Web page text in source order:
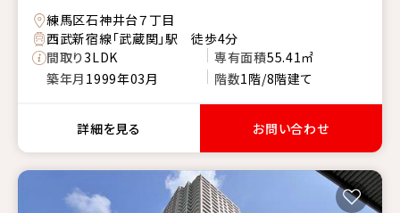
練馬区石神井台７丁目
西武新宿線「武蔵関」駅 徒歩4分
間取り3LDK 専有面積55.41㎡
築年月 1999年03月 階数1階/8階建て
詳細を見る お問い合わせ